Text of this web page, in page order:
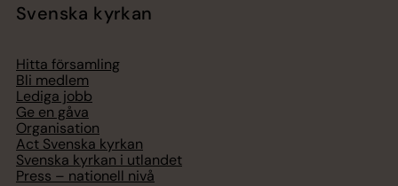
Svenska kyrkan
Hitta församling
Bli medlem
Lediga jobb
Ge en gåva
Organisation
Act Svenska kyrkan
Svenska kyrkan i utlandet
Press – nationell nivå